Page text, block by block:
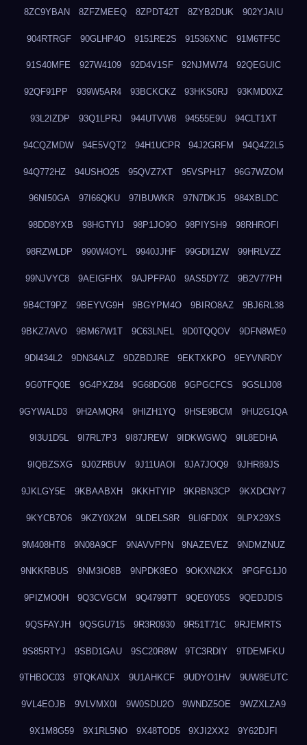
8ZC9YBAN 8ZFZMEEQ 8ZPDT42T 8ZYB2DUK 902YJAIU
904RTRGF 90GLHP4O 9151RE2S 91536XNC 91M6TF5C
91S40MFE 927W4109 92D4V1SF 92NJMW74 92QEGUIC
92QF91PP 939W5AR4 93BCKCKZ 93HKS0RJ 93KMD0XZ
93L2IZDP 93Q1LPRJ 944UTVW8 94555E9U 94CLT1XT
94CQZMDW 94E5VQT2 94H1UCPR 94J2GRFM 94Q4Z2L5
94Q772HZ 94USHO25 95QVZ7XT 95VSPH17 96G7WZOM
96NI50GA 97I66QKU 97IBUWKR 97N7DKJ5 984XBLDC
98DD8YXB 98HGTYIJ 98P1JO9O 98PIYSH9 98RHROFI
98RZWLDP 990W4OYL 9940JJHF 99GDI1ZW 99HRLVZZ
99NJVYC8 9AEIGFHX 9AJPFPA0 9AS5DY7Z 9B2V77PH
9B4CT9PZ 9BEYVG9H 9BGYPM4O 9BIRO8AZ 9BJ6RL38
9BKZ7AVO 9BM67W1T 9C63LNEL 9D0TQQOV 9DFN8WE0
9DI434L2 9DN34ALZ 9DZBDJRE 9EKTXKPO 9EYVNRDY
9G0TFQ0E 9G4PXZ84 9G68DG08 9GPGCFCS 9GSLIJ08
9GYWALD3 9H2AMQR4 9HIZH1YQ 9HSE9BCM 9HU2G1QA
9I3U1D5L 9I7RL7P3 9I87JREW 9IDKWGWQ 9IL8EDHA
9IQBZSXG 9J0ZRBUV 9J11UAOI 9JA7JOQ9 9JHR89JS
9JKLGY5E 9KBAABXH 9KKHTYIP 9KRBN3CP 9KXDCNY7
9KYCB7O6 9KZY0X2M 9LDELS8R 9LI6FD0X 9LPX29XS
9M408HT8 9N08A9CF 9NAVVPPN 9NAZEVEZ 9NDMZNUZ
9NKKRBUS 9NM3IO8B 9NPDK8EO 9OKXN2KX 9PGFG1J0
9PIZMO0H 9Q3CVGCM 9Q4799TT 9QE0Y05S 9QEDJDIS
9QSFAYJH 9QSGU715 9R3R0930 9R51T71C 9RJEMRTS
9S85RTYJ 9SBD1GAU 9SC20R8W 9TC3RDIY 9TDEMFKU
9THBOC03 9TQKANJX 9U1AHKCF 9UDYO1HV 9UW8EUTC
9VL4EOJB 9VLVMX0I 9W0SDU2O 9WNDZ5OE 9WZXLZA9
9X1M8G59 9X1RL5NO 9X48TOD5 9XJI2XX2 9Y62DJFI